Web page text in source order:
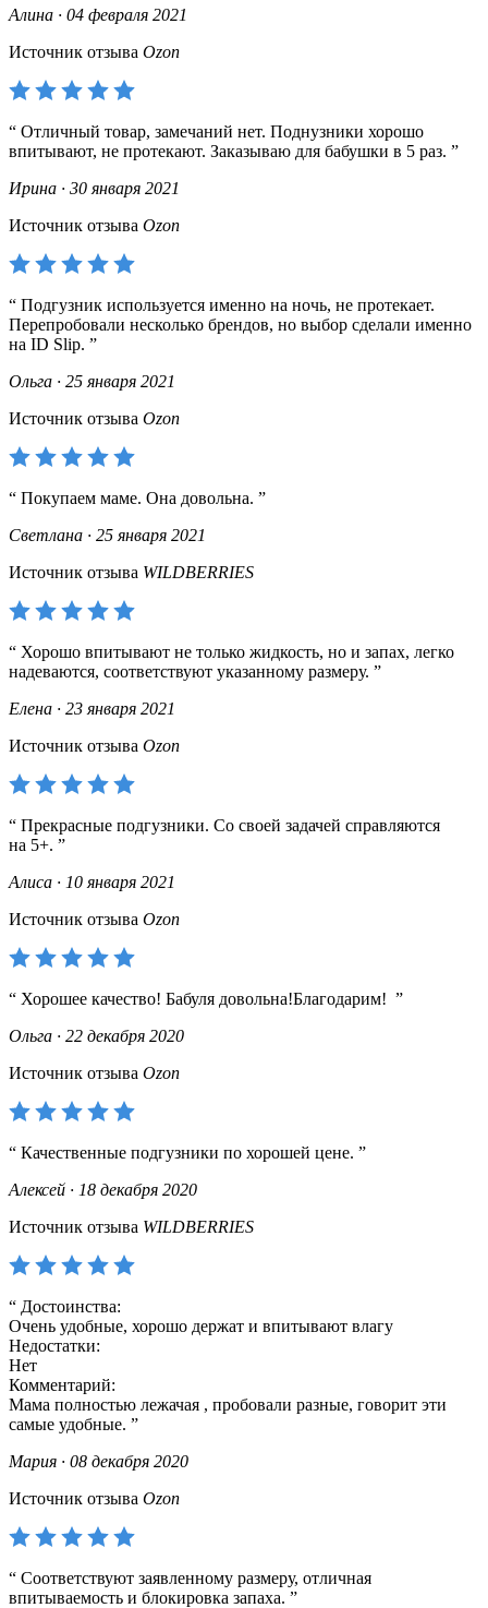
Алина · 04 февраля 2021
Источник отзыва Ozon
Отличный товар, замечаний нет. Поднузники хорошо
впитывают, не протекают. Заказываю для бабушки в 5 раз.
Ирина · 30 января 2021
Источник отзыва Ozon
Подгузник используется именно на ночь, не протекает.
Перепробовали несколько брендов, но выбор сделали именно
на ID Slip.
Ольга · 25 января 2021
Источник отзыва Ozon
Покупаем маме. Она довольна.
Светлана · 25 января 2021
Источник отзыва WILDBERRIES
Хорошо впитывают не только жидкость, но и запах, легко
надеваются, соответствуют указанному размеру.
Елена · 23 января 2021
Источник отзыва Ozon
Прекрасные подгузники. Со своей задачей справляются
на 5+.
Алиса · 10 января 2021
Источник отзыва Ozon
Хорошее качество! Бабуля довольна!Благодарим!
Ольга · 22 декабря 2020
Источник отзыва Ozon
Качественные подгузники по хорошей цене.
Алексей · 18 декабря 2020
Источник отзыва WILDBERRIES
Достоинства:
Очень удобные, хорошо держат и впитывают влагу
Недостатки:
Нет
Комментарий:
Мама полностью лежачая , пробовали разные, говорит эти
самые удобные.
Мария · 08 декабря 2020
Источник отзыва Ozon
Соответствуют заявленному размеру, отличная
впитываемость и блокировка запаха.